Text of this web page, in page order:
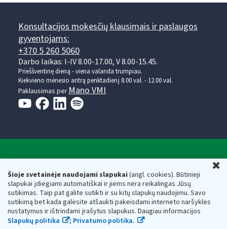
Šioje svetainėje naudojami slapukai(angl. cookies). Būtinieji
slapukai įdiegiami automatiškai ir jiems nėra reikalingas Jūsų
sutikimas. Taip pat galite sutikti ir su kitų slapukų naudojimu. Savo
sutikimą bet kada galėsite atšaukti pakeisdami interneto naršyklės
nustatymus ir ištrindami įrašytus slapukus. Daugiau informacijos
Slapukų politika
; Privatumo politika.
Konsultacijos mokesčių klausimais ir paslaugos
gyventojams:
+370 5 260 5060
Darbo laikas: I-IV 8.00-17.00, V 8.00-15.45.
Prieššventinę dieną - viena valanda trumpiau.
Kiekvieno mėnesio antrą penktadienį 8.00 val. - 12.00 val.
Paklausimas per Mano VMI
Respublikos finansų ministerijos
Biudžetinė įstaiga. Juridinio asmens kodas — 188659752,
adresas: Vasario 16-osios g. 14, 01107 Vilnius, Lietuva, el.paštas:
vmi@vmi.lt, E. pristatymo dėžutės adresas 188659752
Duomenys apie Valstybinę mokesčių inspekciją prie Lietuvos
Respublikos finansų ministerijos kaupiami ir saugomi Juridinių